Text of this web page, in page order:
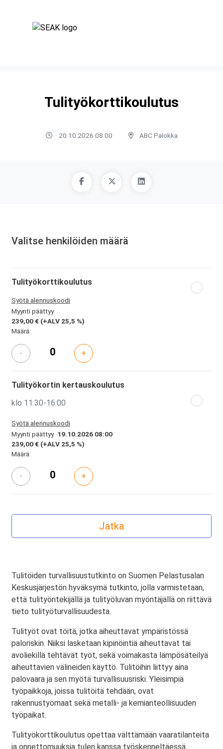
Tulityökorttikoulutus
20.10.2026 08:00 ABC Palokka
Valitse henkilöiden määrä
Tulityökorttikoulutus
Syötä alennuskoodi
Myynti päättyy
239,00 € (+ALV 25,5 %)
Määrä:
- +
Tulityökortin kertauskoulutus
klo 11:30-16:00
Syötä alennuskoodi
Myynti päättyy 19.10.2026 08:00
239,00 € (+ALV 25,5 %)
Määrä:
- +
Tulitöiden turvallisuustutkinto on Suomen Pelastusalan
Keskusjärjestön hyväksymä tutkinto, jolla varmistetaan,
että tulityöntekijällä ja tulityöluvan myöntäjällä on riittävä
tieto tulityöturvallisuudesta.
Tulityöt ovat töitä, jotka aiheuttavat ympäristössä
paloriskin. Niiksi lasketaan kipinöintiä aiheuttavat tai
avoliekillä tehtävät työt, sekä voimakasta lämpösäteilyä
aiheuttavien välineiden käyttö. Tulitöihin liittyy aina
palovaara ja sen myötä turvallisuusriski. Yleisimpiä
työpaikkoja, joissa tulitöitä tehdään, ovat
rakennustyömaat sekä metalli- ja kemianteollisuuden
työpaikat.
Tulityökorttikoulutus opettaa välttämään vaaratilanteita
ja onnettomuuksia tulen kanssa työskenneltäessä.